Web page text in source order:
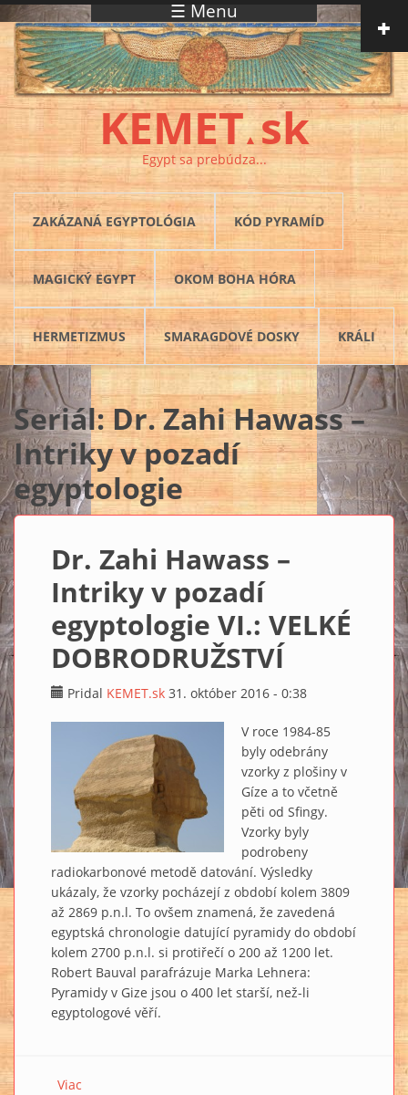
Skočiť na hlavný obsah ☰ Menu
KEMET▲ sk
Egypt sa prebúdza...
ZAKÁZANÁ EGYPTOLÓGIA KÓD PYRAMÍD
MAGICKÝ EGYPT OKOM BOHA HÓRA
HERMETIZMUS SMARAGDOVÉ DOSKY KRÁLI
Seriál: Dr. Zahi Hawass –
Intriky v pozadí
egyptologie
Dr. Zahi Hawass –
Intriky v pozadí
egyptologie VI.: VELKÉ
DOBRODRUŽSTVÍ
Pridal KEMET.sk 31. október 2016 - 0:38
V roce 1984-85
byly odebrány
vzorky z plošiny v
Gíze a to včetně
pěti od Sfingy.
Vzorky byly
podrobeny
radiokarbonové metodě datování. Výsledky
ukázaly, že vzorky pocházejí z období kolem 3809
až 2869 p.n.l. To ovšem znamená, že zavedená
egyptská chronologie datující pyramidy do období
kolem 2700 p.n.l. si protiřečí o 200 až 1200 let.
Robert Bauval parafrázuje Marka Lehnera:
Pyramidy v Gize jsou o 400 let starší, než-li
egyptologové věří.
Viac